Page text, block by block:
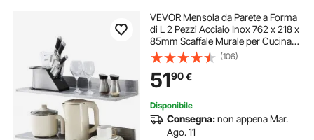
VEVOR Mensola da Parete a Forma
di L 2 Pezzi Acciaio Inox 762 x 218 x
85mm Scaffale Murale per Cucina
Capacità Carico Max. 20kg,
Mensola da Parete Portaoggetti
Portaspezie in Acciaio Inox per
Cucina
(106)
5190€
Disponibile
Consegna:non appena Mar.
Ago. 11